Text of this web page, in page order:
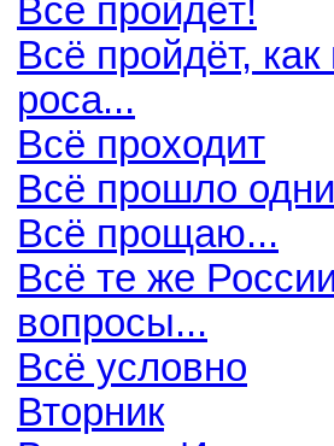
Всё пройдёт!
Всё пройдёт, как
роса...
Всё проходит
Всё прошло
Всё прощаю...
Всё те же
вопросы...
Всё условно
Вторник